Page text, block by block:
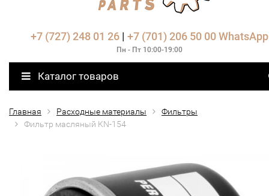
+7 (727) 248 01 26| +7 (701) 206 50 00 WhatsApp
Пн - Пт 10:00-19:00
Каталог товаров
Главная Расходные материалы
Фильтры
Фильтр масляный KN-154